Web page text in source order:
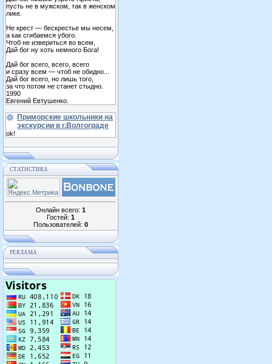
пусть не в мужском, так в женском
лике.
Не крест — бескрестье мы несем,
а как сгибаемся убого.
Чтоб не извериться во всем,
Дай бог ну хоть немного Бога!
Дай бог всего, всего, всего
и сразу всем — чтоб не обидно...
Дай бог всего, но лишь того,
за что потом не станет стыдно.
1990
Евгений Евтушенко.
Приморские школьники на
экскурсии в г.Волгограде
ok!
СТАТИСТИКА
Онлайн всего: 1
Гостей: 1
Пользователей: 0
РЕКЛАМА